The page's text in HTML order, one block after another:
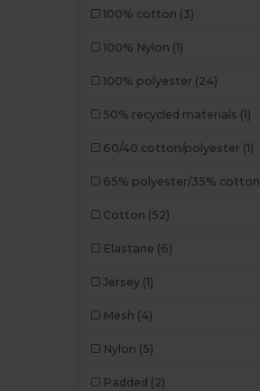
100% cotton (3)
100% Nylon (1)
100% polyester (24)
50% recycled materials (1)
60/40 cotton/polyester (1)
65% polyester/35% cotton
Cotton (52)
Elastane (6)
Jersey (1)
Mesh (4)
Nylon (5)
Padded (2)